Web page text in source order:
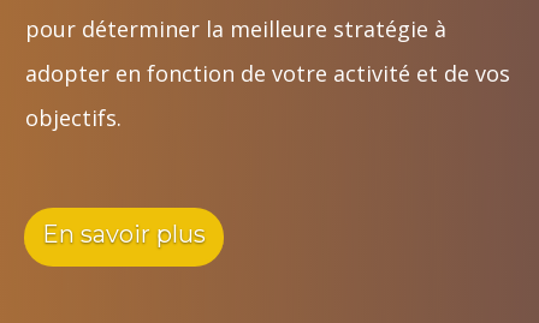
pour déterminer la meilleure stratégie à
adopter en fonction de votre activité et de vos
objectifs.
En savoir plus